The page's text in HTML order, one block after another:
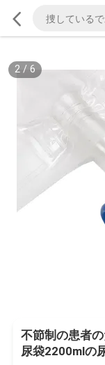
2/ 6
不節制の患者
尿袋2200mlの